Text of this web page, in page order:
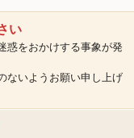
い
惑をおかけする事象が発
ないようお願い申し上げ